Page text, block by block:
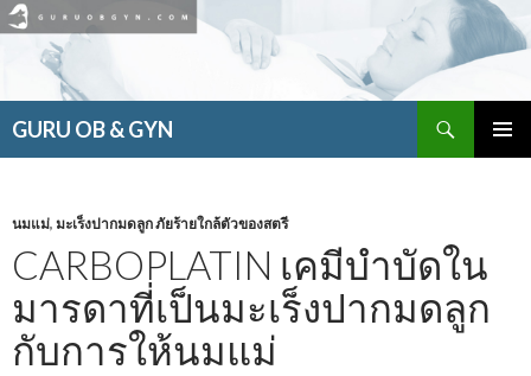
GURU OB & GYN
เนื้อหา
นมแม่, มะเร็งปากมดลูก ภัยร้ายใกล้ตัวของสตรี
CARBOPLATIN เคมีบำบัดใน
มารดาที่เป็นมะเร็งปากมดลูก
กับการให้นมแม่